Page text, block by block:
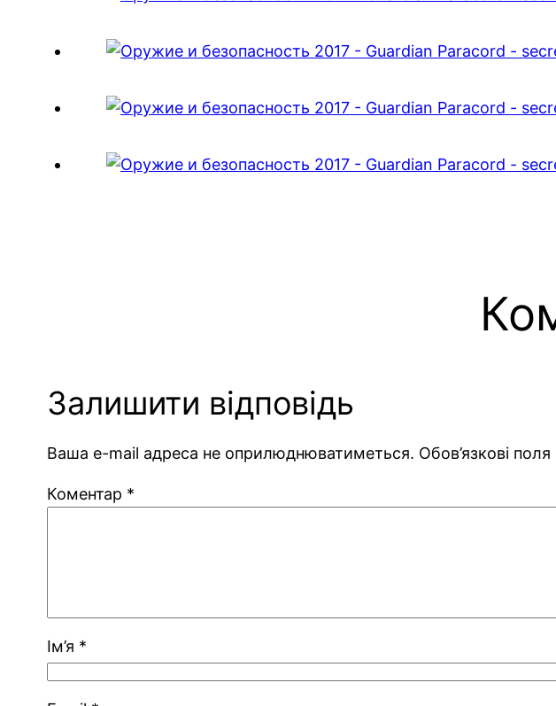
Залишити відповідь
Ваша e-mail адреса не оприлюднюватиметься. Обов’язкові поля
Коментар *
Ім’я *